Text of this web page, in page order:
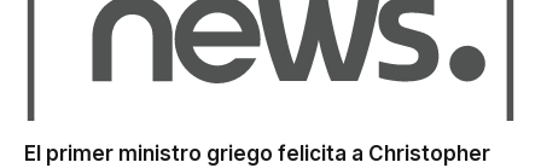
El primer ministro griego felicita a Christopher